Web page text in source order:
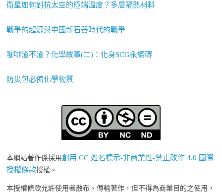
衛星如何對抗太空的極端溫度？多層隔熱材料
戰爭的起源與中國新石器時代的戰爭
咖啡渣不渣？化學故事(二)：化身SCG永續磚
防災包必備化學物質
本網站著作係採用創用 CC 姓名標示-非商業性-禁止改作 4.0 國際
授權條款授權。
本授權條款允許使用者散布、傳輸著作，但不得為商業目的之使用，